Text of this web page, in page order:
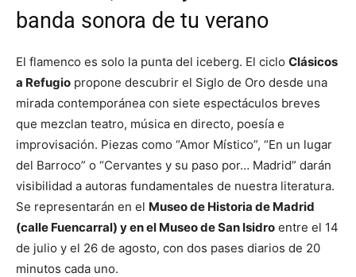
banda sonora de tu verano
El flamenco es solo la punta del iceberg. El ciclo Clásicos
a Refugio propone descubrir el Siglo de Oro desde una
mirada contemporánea con siete espectáculos breves
que mezclan teatro, música en directo, poesía e
improvisación. Piezas como “Amor Místico”, “En un lugar
del Barroco” o “Cervantes y su paso por… Madrid” darán
visibilidad a autoras fundamentales de nuestra literatura.
Se representarán en el Museo de Historia de Madrid
(calle Fuencarral) y en el Museo de San Isidro entre el 14
de julio y el 26 de agosto, con dos pases diarios de 20
minutos cada uno.